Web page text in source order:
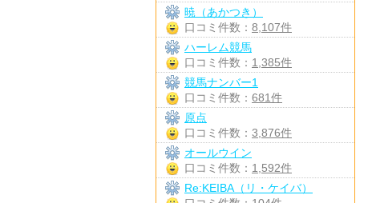
暁（あかつき）
口コミ件数： 8,107件
ハーレム競馬
口コミ件数： 1,385件
競馬ナンバー1
口コミ件数： 681件
原点
口コミ件数： 3,876件
オールウイン
口コミ件数： 1,592件
Re:KEIBA（リ・ケイバ）